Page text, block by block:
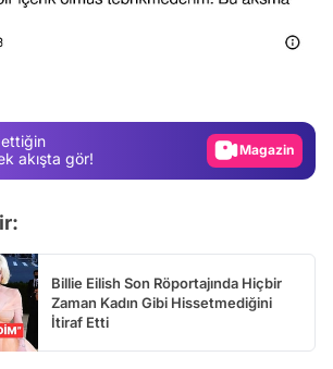
akışta gör!
Video
Test
Video
Billie Eilish Son Röportajında Hiçbir
Zaman Kadın Gibi Hissetmediğini
İtiraf Etti